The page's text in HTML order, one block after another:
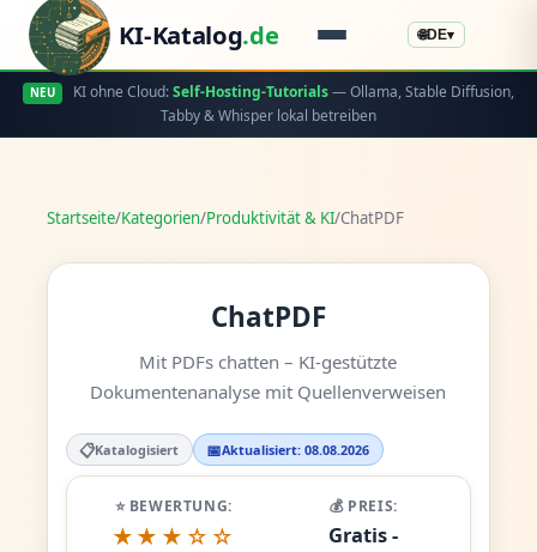
KI-Katalog.de 🌐DE▾
NEU KI ohne Cloud:Self-Hosting-Tutorials— Ollama, Stable Diffusion,
Tabby & Whisper lokal betreiben
Startseite/Kategorien/Produktivität & KI/ChatPDF
ChatPDF
Mit PDFs chatten – KI-gestützte
Dokumentenanalyse mit Quellenverweisen
📋Katalogisiert 📅Aktualisiert: 08.08.2026
⭐ BEWERTUNG:
★★★☆☆
💰 PREIS:
Gratis -